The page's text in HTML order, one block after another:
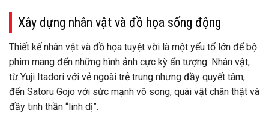
Xây dựng nhân vật và đồ họa sống động
Thiết kế nhân vật và đồ họa tuyệt vời là một yếu tố lớn để bộ
phim mang đến những hình ảnh cực kỳ ấn tượng. Nhân vật,
từ Yuji Itadori với vẻ ngoài trẻ trung nhưng đầy quyết tâm,
đến Satoru Gojo với sức mạnh vô song, quái vật chân thật và
đầy tinh thần “linh dị”.